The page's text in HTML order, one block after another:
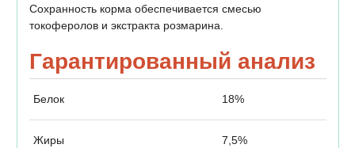
Сохранность корма обеспечивается смесью
токоферолов и экстракта розмарина.
Гарантированный анализ
Белок 18%
Жиры 7,5%